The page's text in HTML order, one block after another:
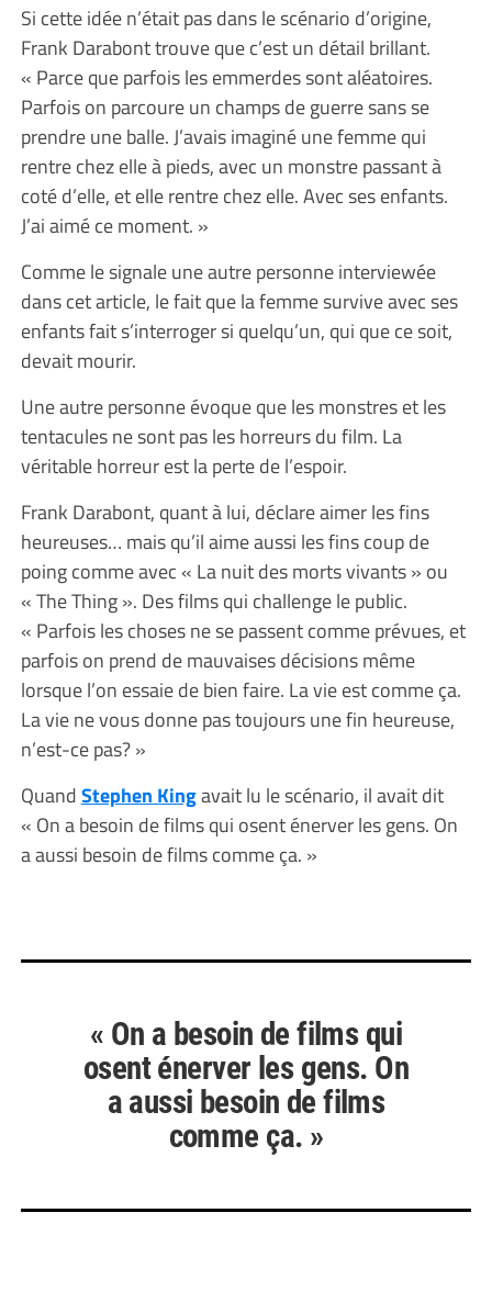
Si cette idée n’était pas dans le scénario d’origine,
Frank Darabont trouve que c’est un détail brillant.
« Parce que parfois les emmerdes sont aléatoires.
Parfois on parcoure un champs de guerre sans se
prendre une balle. J’avais imaginé une femme qui
rentre chez elle à pieds, avec un monstre passant à
coté d’elle, et elle rentre chez elle. Avec ses enfants.
J’ai aimé ce moment. »
Comme le signale une autre personne interviewée
dans cet article, le fait que la femme survive avec ses
enfants fait s’interroger si quelqu’un, qui que ce soit,
devait mourir.
Une autre personne évoque que les monstres et les
tentacules ne sont pas les horreurs du film. La
véritable horreur est la perte de l’espoir.
Frank Darabont, quant à lui, déclare aimer les fins
heureuses… mais qu’il aime aussi les fins coup de
poing comme avec « La nuit des morts vivants » ou
« The Thing ». Des films qui challenge le public.
« Parfois les choses ne se passent comme prévues, et
parfois on prend de mauvaises décisions même
lorsque l’on essaie de bien faire. La vie est comme ça.
La vie ne vous donne pas toujours une fin heureuse,
n’est-ce pas? »
QuandStephen Kingavait lu le scénario, il avait dit
« On a besoin de films qui osent énerver les gens. On
a aussi besoin de films comme ça. »
« On a besoin de films qui
osent énerver les gens. On
a aussi besoin de films
comme ça. »